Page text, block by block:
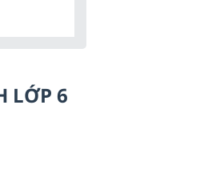
LỚP 6